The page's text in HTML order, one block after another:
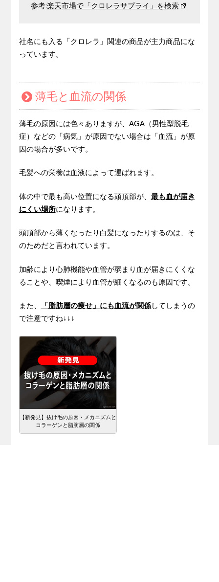
参考:楽天市場で「クロレラサプライ」を検索
社名にも入る「クロレラ」関連の商品が主力商品にな
っています。
薄毛と血流の関係
薄毛の原因には色々ありますが、AGA（男性型脱毛
症）などの「病気」が原因でない場合は「血流」が原
因の場合が多いです。
毛髪への栄養は血液によって運ばれます。
体の中で最も高い位置になる頭頂部が、 最も血が届き
にくい場所になります。
頭頂部から薄くなったり白髪になったりするのは、そ
のためだと言われています。
加齢により心肺機能や血管が弱まり血が届きにくくな
ることや、喫煙により血管が細くなるのも原因です。
また、 「脂肪層の痩せ」にも血流が関係してしまうの
で注意ですね↓↓↓
【新発見】抜け毛の原因・メカニズムと
コラーゲンと脂肪層の関係